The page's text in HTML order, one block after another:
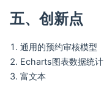
五、创新点
通用的预约审核模型
Echarts图表数据统计
富文本